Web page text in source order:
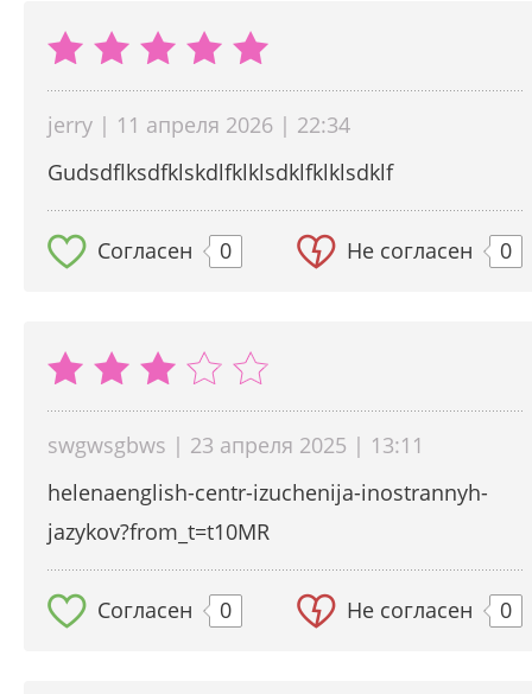
jerry | 11 апреля 2026 | 22:34
Gudsdflksdfklskdlfklklsdklfklklsdklf
Согласен 0 Не согласен 0
swgwsgbws | 23 апреля 2025 | 13:11
helenaenglish-centr-izuchenija-inostrannyh-
jazykov?from_t=t10MR
Согласен 0 Не согласен 0